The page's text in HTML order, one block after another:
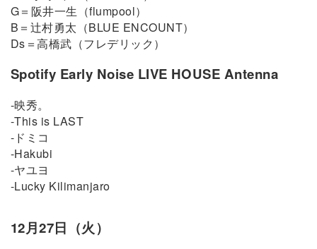
G＝阪井一生（flumpool）
B＝辻村勇太（BLUE ENCOUNT）
Ds＝高橋武（フレデリック）
Spotify Early Noise LIVE HOUSE Antenna
-映秀。
-This is LAST
-ドミコ
-Hakubi
-ヤユヨ
-Lucky Kilimanjaro
12月27日（火）